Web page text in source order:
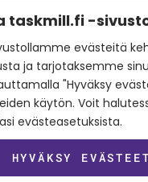
taskmill.fi -
evästeitä
ja tarjotaksemme
"Hyväksy
käytön. Voit
evästeasetuksista.
HYVÄKSY EVÄSTEET
Verkkolaskuosoite:
003729053974
Y-tunnus:
2905397-4
SEURAA MEITÄ